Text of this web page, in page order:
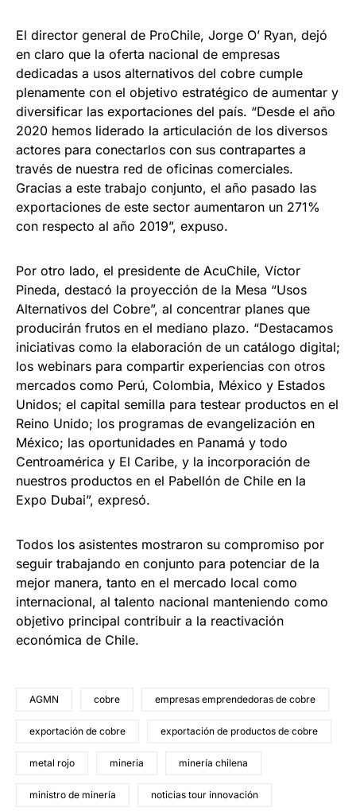
El director general de ProChile, Jorge O’ Ryan, dejó
en claro que la oferta nacional de empresas
dedicadas a usos alternativos del cobre cumple
plenamente con el objetivo estratégico de aumentar y
diversificar las exportaciones del país. “Desde el año
2020 hemos liderado la articulación de los diversos
actores para conectarlos con sus contrapartes a
través de nuestra red de oficinas comerciales.
Gracias a este trabajo conjunto, el año pasado las
exportaciones de este sector aumentaron un 271%
con respecto al año 2019”, expuso.
Por otro lado, el presidente de AcuChile, Víctor
Pineda, destacó la proyección de la Mesa “Usos
Alternativos del Cobre”, al concentrar planes que
producirán frutos en el mediano plazo. “Destacamos
iniciativas como la elaboración de un catálogo digital;
los webinars para compartir experiencias con otros
mercados como Perú, Colombia, México y Estados
Unidos; el capital semilla para testear productos en el
Reino Unido; los programas de evangelización en
México; las oportunidades en Panamá y todo
Centroamérica y El Caribe, y la incorporación de
nuestros productos en el Pabellón de Chile en la
Expo Dubai”, expresó.
Todos los asistentes mostraron su compromiso por
seguir trabajando en conjunto para potenciar de la
mejor manera, tanto en el mercado local como
internacional, al talento nacional manteniendo como
objetivo principal contribuir a la reactivación
económica de Chile.
AGMN cobre empresas emprendedoras de cobre
exportación de cobre exportación de productos de cobre
metal rojo mineria minería chilena
ministro de minería noticias tour innovación